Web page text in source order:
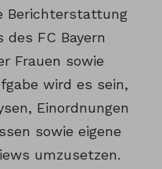
Berichterstattung
FC Bayern
Frauen sowie
wird es sein,
Einordnungen
sowie eigene
umzusetzen.